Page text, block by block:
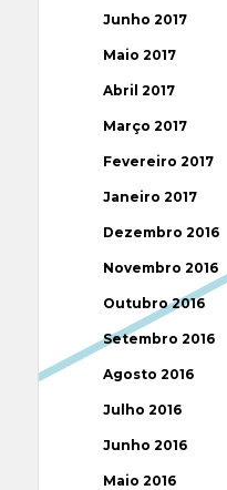
Junho 2017
Maio 2017
Abril 2017
Março 2017
Fevereiro 2017
Janeiro 2017
Dezembro 2016
Novembro 2016
Outubro 2016
Setembro 2016
Agosto 2016
Julho 2016
Junho 2016
Maio 2016